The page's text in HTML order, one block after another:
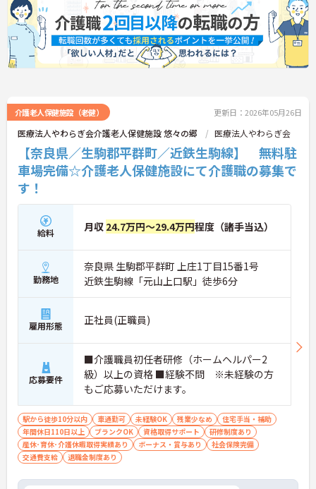
介護老人保健施設（老健） 更新日：2026年05月26日
医療法人やわらぎ会介護老人保健施設 悠々の郷 医療法人やわらぎ会
【奈良県／生駒郡平群町／近鉄生駒線】 無料駐
車場完備☆介護老人保健施設にて介護職の募集で
す！
給料 月収 24.7万円～29.4万円程度（諸手当込）
勤務地
奈良県 生駒郡平群町 上庄1丁目15番1号
近鉄生駒線「元山上口駅」徒歩6分
雇用形態 正社員(正職員)
応募要件
■介護職員初任者研修（ホームヘルパー2
級）以上の資格 ■経験不問 ※未経験の方
もご応募いただけます。
駅から徒歩10分以内 車通勤可 未経験OK 残業少なめ
住宅手当・補助
年間休日110日以上
ブランクOK 資格取得サポート
研修制度あり
産休･育休･介護休暇取得実績あり
ボーナス・賞与あり
社会保険完備
交通費支給
退職金制度あり